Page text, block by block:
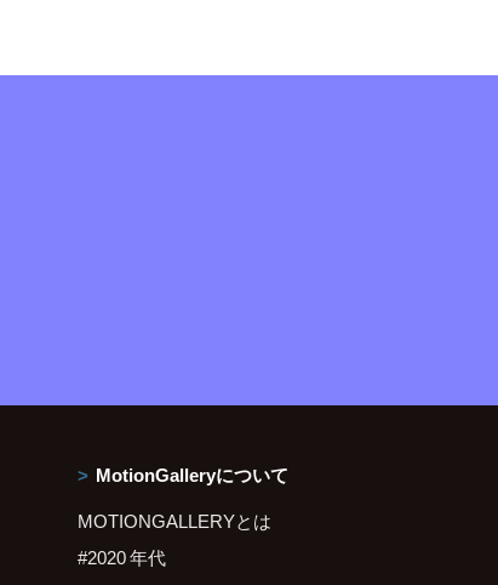
MotionGalleryについて
MOTIONGALLERYとは
#2020 年代